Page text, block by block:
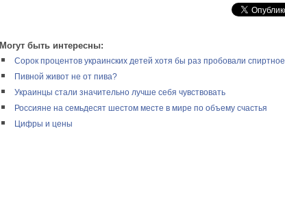
Могут быть интересны:
Сорок процентов украинских детей хотя бы раз пробовали спиртное
Пивной живот не от пива?
Украинцы стали значительно лучше себя чувствовать
Россияне на семьдесят шестом месте в мире по объему счастья
Цифры и цены